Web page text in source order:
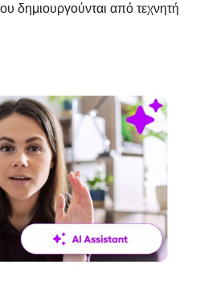
δημιουργούνται από τεχνητή